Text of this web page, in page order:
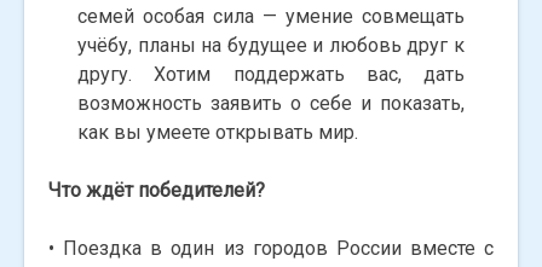
семей особая сила — умение совмещать
учёбу, планы на будущее и любовь друг к
другу. Хотим поддержать вас, дать
возможность заявить о себе и показать,
как вы умеете открывать мир.
Что ждёт победителей?
• Поездка в один из городов России вместе с